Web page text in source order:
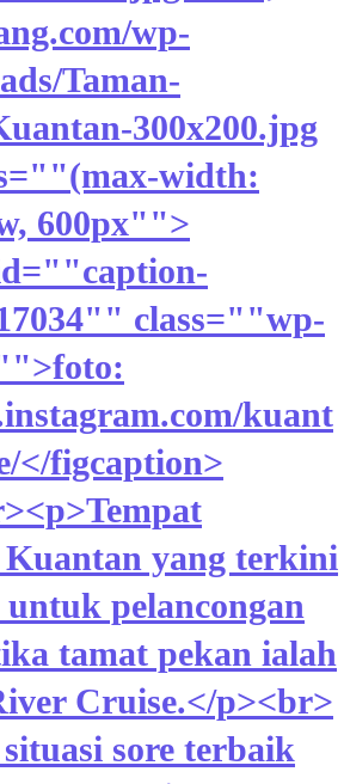
wp-
Taman-
300x200.jpg
width:
600px"">
class=""wp-
kuant
</figcaption>
yang terkini
pelancongan
tamat pekan ialah
Cruise.</p><br>
sore terbaik